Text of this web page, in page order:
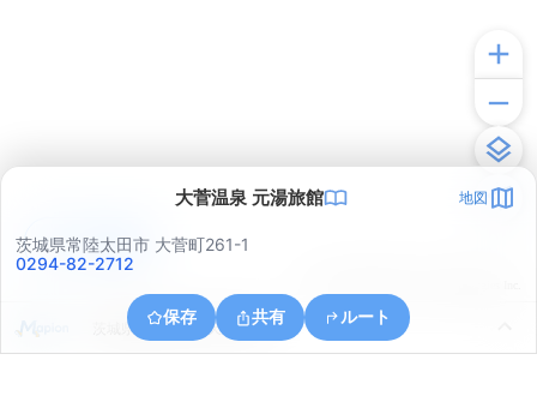
大菅温泉 元湯旅館 地図
茨城県常陸太田市 大菅町261-1
0294-82-2712
保存 共有 ルート
茨城県常陸太田市天下野町
アプリで見る